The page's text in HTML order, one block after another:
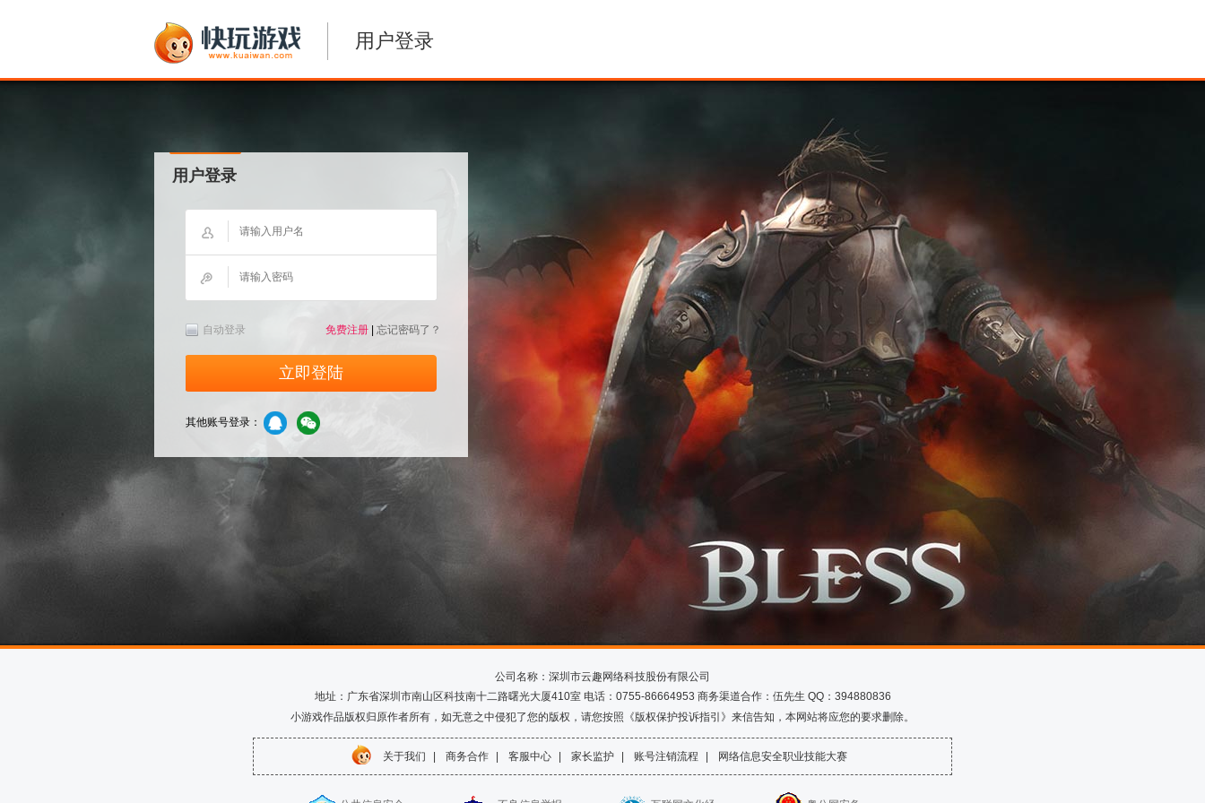
用户登录
用户登录
自动登录 免费注册 忘记密码了？
立即登陆
其他账号登录：
公司名称：深圳市云趣网络科技股份有限公司
地址：广东省深圳市南山区科技南十二路曙光大厦410室 电话：0755-86664953 商务渠道合作：伍先生 QQ：394880836
小游戏作品版权归原作者所有，如无意之中侵犯了您的版权，请您按照《版权保护投诉指引》来信告知，本网站将应您的要求删除。
关于我们 商务合作 客服中心 家长监护 账号注销流程 网络信息安全职业技能大赛